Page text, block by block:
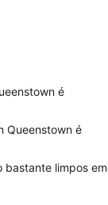
é
Queenstown é
bastante limpos em